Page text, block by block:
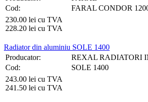
Cod:
FARAL CONDOR
230.00 lei cu TVA
228.20 lei cu TVA
Radiator din aluminiu SOLE 1400
Producator:
REXAL RADIATORI
Cod:
SOLE 1400
243.00 lei cu TVA
241.50 lei cu TVA